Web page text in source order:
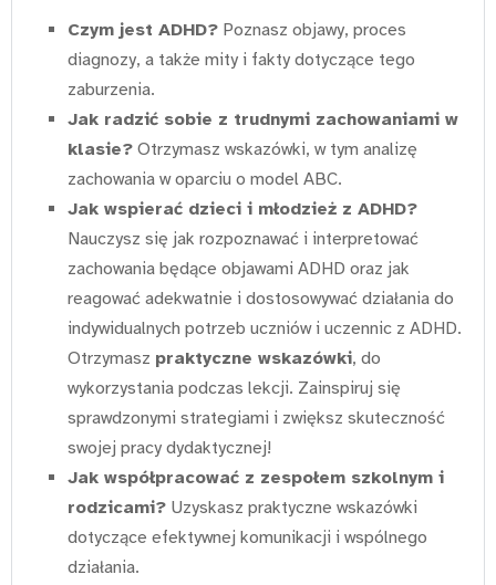
Czym jest ADHD? Poznasz objawy, proces
diagnozy, a także mity i fakty dotyczące tego
zaburzenia.
Jak radzić sobie z trudnymi zachowaniami w
klasie? Otrzymasz wskazówki, w tym analizę
zachowania w oparciu o model ABC.
Jak wspierać dzieci i młodzież z ADHD?
Nauczysz się jak rozpoznawać i interpretować
zachowania będące objawami ADHD oraz jak
reagować adekwatnie i dostosowywać działania do
indywidualnych potrzeb uczniów i uczennic z ADHD.
Otrzymasz praktyczne wskazówki, do
wykorzystania podczas lekcji. Zainspiruj się
sprawdzonymi strategiami i zwiększ skuteczność
swojej pracy dydaktycznej!
Jak współpracować z zespołem szkolnym i
rodzicami? Uzyskasz praktyczne wskazówki
dotyczące efektywnej komunikacji i wspólnego
działania.